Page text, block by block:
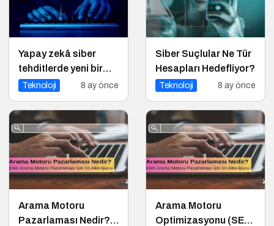
Yapay zekâ siber
tehditlerde yeni bir
dönemi başlatıyor
Teknoloji 8 ay önce
Siber Suçlular Ne Tür
Hesapları Hedefliyor?
Teknoloji 8 ay önce
Arama Motoru
Pazarlaması Nedir?
Arama Motoru
Optimizasyonu (SEO)